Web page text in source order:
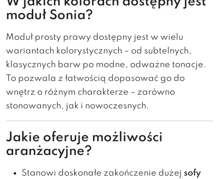
moduł Sonia?
Moduł prosty prawy dostępny jest w wielu
wariantach kolorystycznych – od subtelnych,
klasycznych barw po modne, odważne tonacje.
To pozwala z łatwością dopasować go do
wnętrz o różnym charakterze – zarówno
stonowanych, jak i nowoczesnych.
Jakie oferuje możliwości
aranżacyjne?
Stanowi doskonałe zakończenie dużej sofy